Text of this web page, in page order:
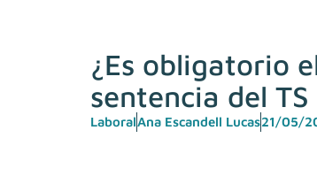
¿Es obligatorio
sentencia del TS
LaboralAna Escandell Lucas21/05/